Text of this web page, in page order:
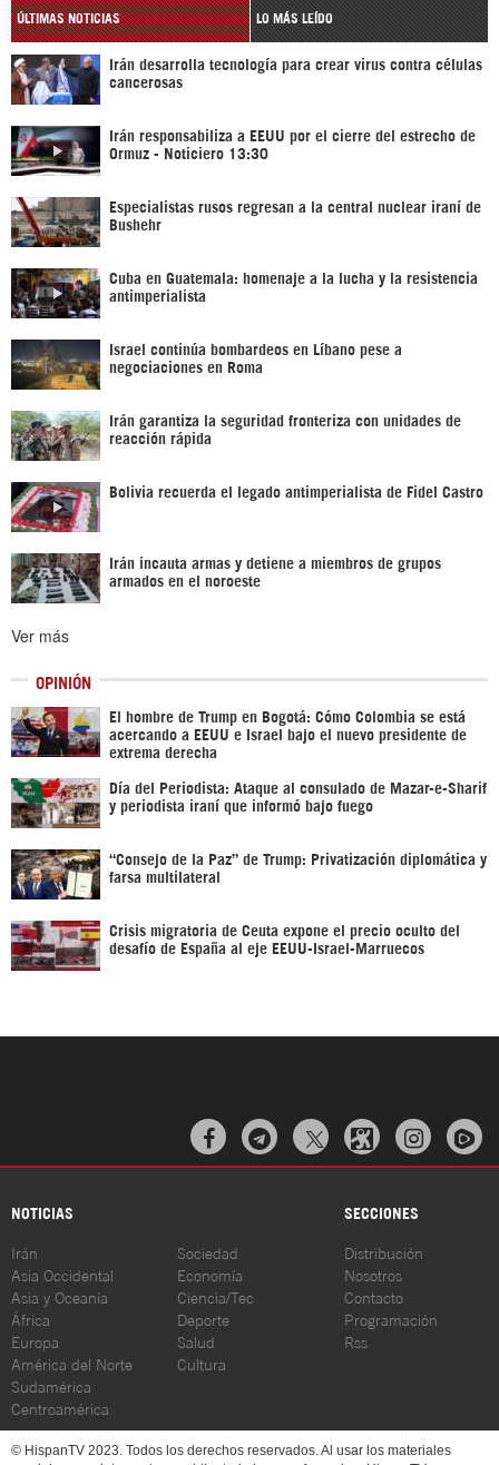
ÚLTIMAS NOTICIAS LO MÁS LEÍDO
Irán desarrolla tecnología para crear virus contra células
cancerosas
Irán responsabiliza a EEUU por el cierre del estrecho de
Ormuz - Noticiero 13:30
Especialistas rusos regresan a la central nuclear iraní de
Bushehr
Cuba en Guatemala: homenaje a la lucha y la resistencia
antimperialista
Israel continúa bombardeos en Líbano pese a
negociaciones en Roma
Irán garantiza la seguridad fronteriza con unidades de
reacción rápida
Bolivia recuerda el legado antimperialista de Fidel Castro
Irán incauta armas y detiene a miembros de grupos
armados en el noroeste
Ver más
OPINIÓN
El hombre de Trump en Bogotá: Cómo Colombia se está
acercando a EEUU e Israel bajo el nuevo presidente de
extrema derecha
Día del Periodista: Ataque al consulado de Mazar-e-Sharif
y periodista iraní que informó bajo fuego
“Consejo de la Paz” de Trump: Privatización diplomática y
farsa multilateral
Crisis migratoria de Ceuta expone el precio oculto del
desafío de España al eje EEUU-Israel-Marruecos
  
NOTICIAS SECCIONES
Irán
Asia Occidental
Asia y Oceanía
África
Europa
América del Norte
Sudamérica
Centroamérica
Sociedad
Economía
Ciencia/Tec
Deporte
Salud
Cultura
Distribución
Nosotros
Contacto
Programación
Rss
© HispanTV 2023. Todos los derechos reservados. Al usar los materiales